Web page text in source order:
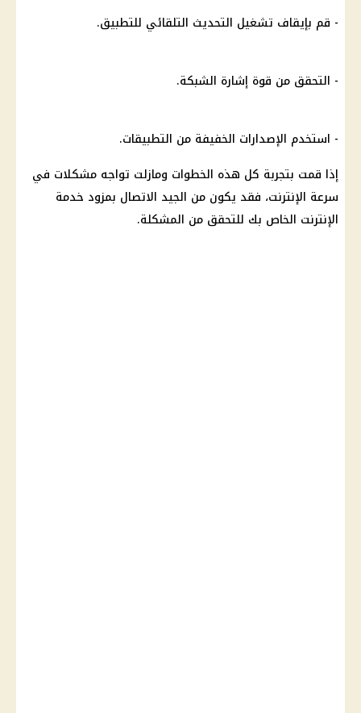
- قم بإيقاف تشغيل التحديث التلقائي للتطبيق.
- التحقق من قوة إشارة الشبكة.
- استخدم الإصدارات الخفيفة من التطبيقات.
إذا قمت بتجربة كل هذه الخطوات ومازلت تواجه مشكلات في
سرعة الإنترنت، فقد يكون من الجيد الاتصال بمزود خدمة
الإنترنت الخاص بك للتحقق من المشكلة.